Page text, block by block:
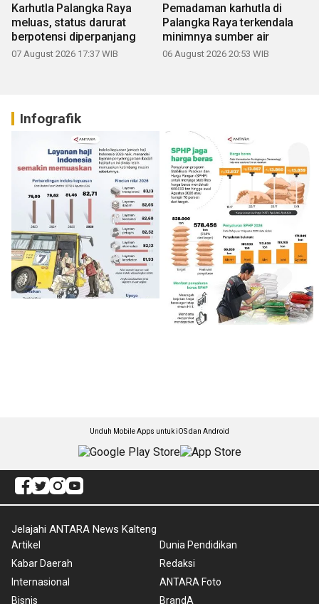
Karhutla Palangka Raya
meluas, status darurat
berpotensi diperpanjang
07 August 2026 17:37 WIB
Pemadaman karhutla di
Palangka Raya terkendala
minimnya sumber air
06 August 2026 20:53 WIB
Infografik
Unduh Mobile Apps untuk iOS dan Android
Jelajahi ANTARA News Kalteng
Artikel
Kabar Daerah
Internasional
Bisnis
Dunia Pendidikan
Redaksi
ANTARA Foto
BrandA